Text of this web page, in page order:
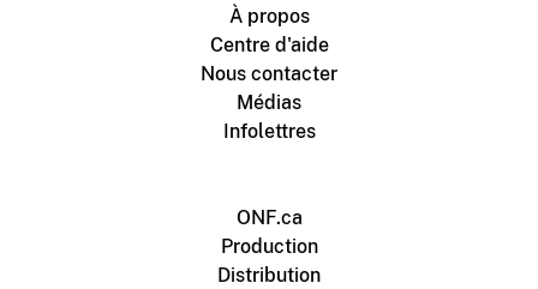
À propos
Centre d'aide
Nous contacter
Médias
Infolettres
ONF.ca
Production
Distribution